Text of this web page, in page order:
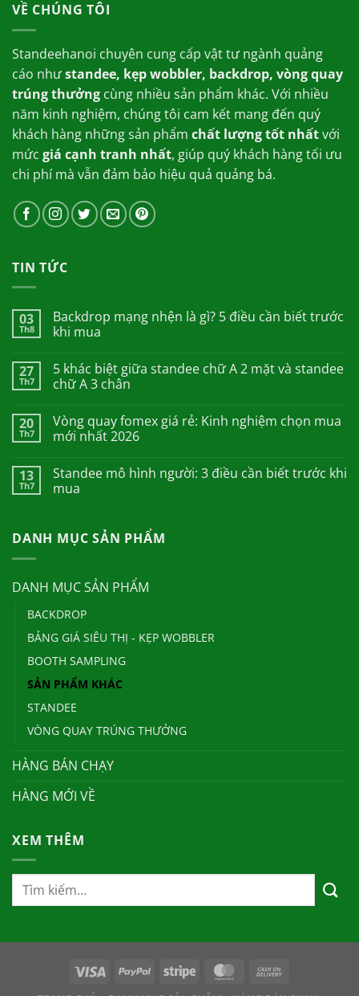
VỀ CHÚNG TÔI
Standeehanoi chuyên cung cấp vật tư ngành quảng
cáo nhưstandee, kẹp wobbler, backdrop, vòng quay
trúng thưởng cùng nhiều sản phẩm khác. Với nhiều
năm kinh nghiệm, chúng tôi cam kết mang đến quý
khách hàng những sản phẩm chất lượng tốt nhấtvới
mức giá cạnh tranh nhất, giúp quý khách hàng tối ưu
chi phí mà vẫn đảm bảo hiệu quả quảng bá.
TIN TỨC
03
Th8
Backdrop mạng nhện là gì? 5 điều cần biết trước
khi mua
27
Th7
5 khác biệt giữa standee chữ A 2 mặt và standee
chữ A 3 chân
20
Th7
Vòng quay fomex giá rẻ: Kinh nghiệm chọn mua
mới nhất 2026
13
Th7
Standee mô hình người: 3 điều cần biết trước khi
mua
DANH MỤC SẢN PHẨM
DANH MỤC SẢN PHẨM
BACKDROP
BẢNG GIÁ SIÊU THỊ - KẸP WOBBLER
BOOTH SAMPLING
SẢN PHẨM KHÁC
STANDEE
VÒNG QUAY TRÚNG THƯỞNG
HÀNG BÁN CHẠY
HÀNG MỚI VỀ
XEM THÊM